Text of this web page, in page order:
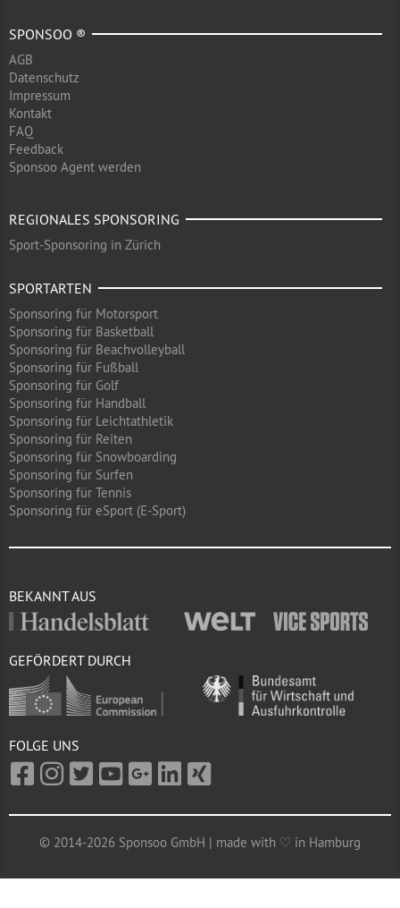
SPONSOO ®
AGB
Datenschutz
Impressum
Kontakt
FAQ
Feedback
Sponsoo Agent werden
REGIONALES SPONSORING
Sport-Sponsoring in Zürich
SPORTARTEN
Sponsoring für Motorsport
Sponsoring für Basketball
Sponsoring für Beachvolleyball
Sponsoring für Fußball
Sponsoring für Golf
Sponsoring für Handball
Sponsoring für Leichtathletik
Sponsoring für Reiten
Sponsoring für Snowboarding
Sponsoring für Surfen
Sponsoring für Tennis
Sponsoring für eSport (E-Sport)
BEKANNT AUS
GEFÖRDERT DURCH
FOLGE UNS
© 2014-2026 Sponsoo GmbH | made with ♡ in Hamburg